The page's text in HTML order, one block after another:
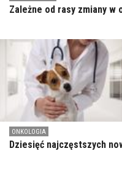
Zależne od rasy zmiany
ONKOLOGIA
Dziesięć najczęstszych